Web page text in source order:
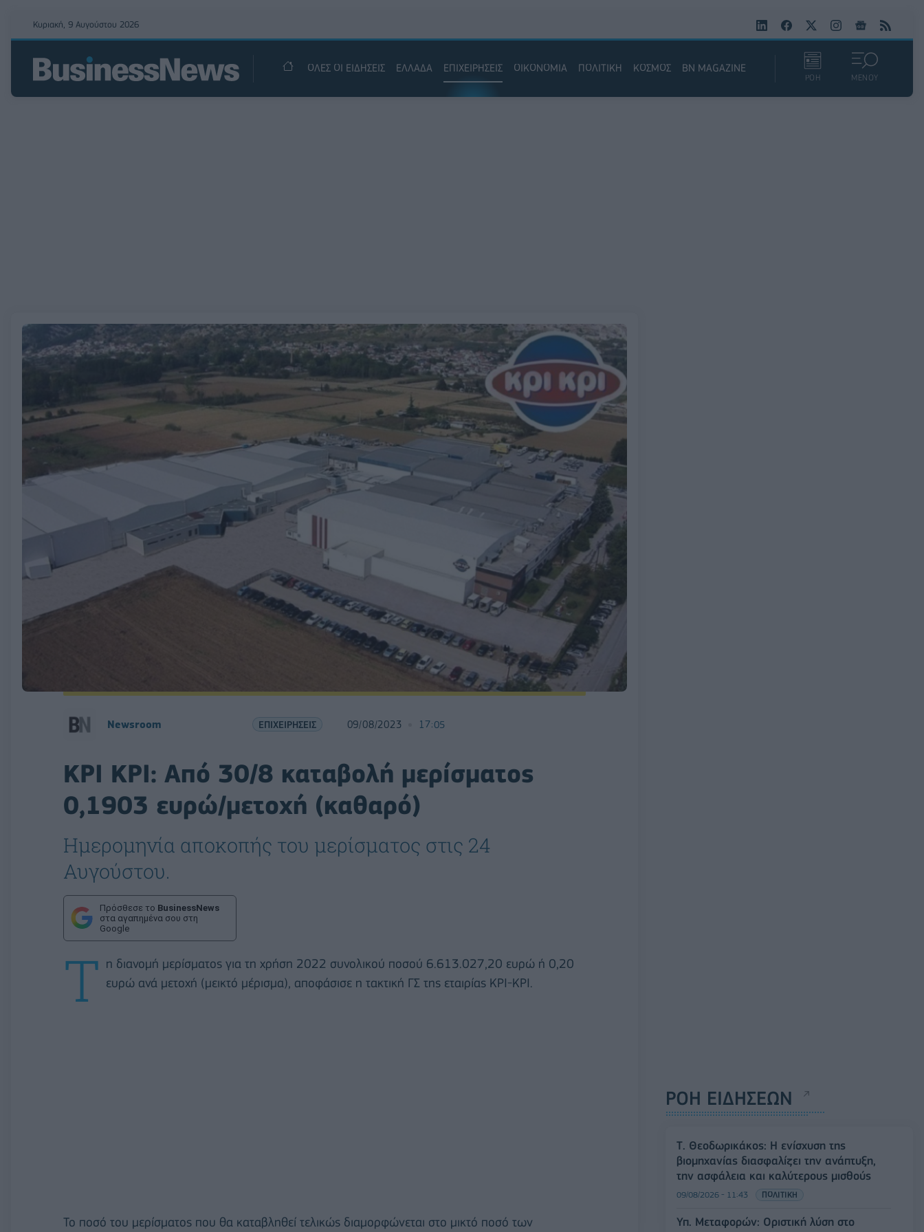
Κυριακή, 9 Αυγούστου 2026
ΟΛΕΣ ΟΙ ΕΙΔΗΣΕΙΣ ΕΛΛΑΔΑ ΕΠΙΧΕΙΡΗΣΕΙΣ ΟΙΚΟΝΟΜΙΑ ΠΟΛΙΤΙΚΗ ΚΟΣΜΟΣ BN MAGAZINE
ΡΟΗ ΜΕΝΟΥ
Newsroom ΕΠΙΧΕΙΡΗΣΕΙΣ 09/08/2023 17:05
ΚΡΙ ΚΡΙ: Από 30/8 καταβολή μερίσματος
0,1903 ευρώ/μετοχή (καθαρό)
Ημερομηνία αποκοπής του μερίσματος στις 24
Αυγούστου.
Πρόσθεσε το BusinessNews
στα αγαπημένα σου στη
Google
Τ η διανομή μερίσματος για τη χρήση 2022 συνολικού ποσού 6.613.027,20 ευρώ ή 0,20
ευρώ ανά μετοχή (μεικτό μέρισμα), αποφάσισε η τακτική ΓΣ της εταιρίας ΚΡΙ-ΚΡΙ.
Το ποσό του μερίσματος που θα καταβληθεί τελικώς διαμορφώνεται στο μικτό ποσό των
ΡΟΗ ΕΙΔΗΣΕΩΝ
Τ. Θεοδωρικάκος: Η ενίσχυση της
βιομηχανίας διασφαλίζει την ανάπτυξη,
την ασφάλεια και καλύτερους μισθούς
09/08/2026 - 11:43 ΠΟΛΙΤΙΚΗ
Υπ. Μεταφορών: Οριστική λύση στο